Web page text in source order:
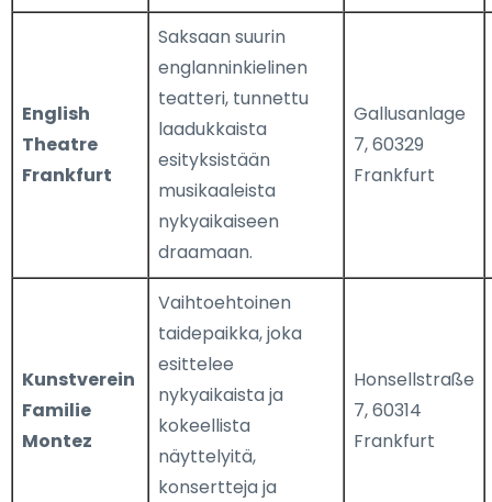
English
Theatre
Frankfurt
Saksaan suurin
englanninkielinen
teatteri, tunnettu
laadukkaista
esityksistään
musikaaleista
nykyaikaiseen
draamaan.
Gallusanlage
7, 60329
Frankfurt
Kunstverein
Familie
Montez
Vaihtoehtoinen
taidepaikka, joka
esittelee
nykyaikaista ja
kokeellista
näyttelyitä,
konsertteja ja
Honsellstraße
7, 60314
Frankfurt